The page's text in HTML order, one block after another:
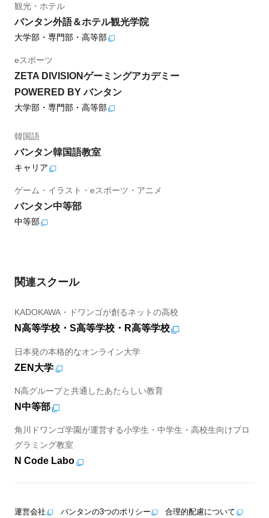
観光・ホテル
バンタン外語＆ホテル観光学院
大学部・専門部・高等部
eスポーツ
ZETA DIVISIONゲーミングアカデミー
POWERED BY バンタン
大学部・専門部・高等部
韓国語
バンタン韓国語教室
キャリア
ゲーム・イラスト・eスポーツ・アニメ
バンタン中等部
中等部
関連スクール
KADOKAWA・ドワンゴが創るネットの高校
N高等学校・S高等学校・R高等学校
日本発の本格的なオンライン大学
ZEN大学
N高グループと共通したあたらしい教育
N中等部
角川ドワンゴ学園が運営する小学生・中学生・高校生向けプロ
グラミング教室
N Code Labo
運営会社 バンタンの3つのポリシー 合理的配慮について